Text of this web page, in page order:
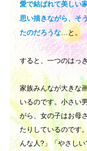
愛で結ばれて美しい
思い描きながら、そ
たのだろうな…と。
すると、一つのはっ
家族みんなが大きな
いるのです。小さい
がら、女の子はお母
たりしているのです
んな人?」「やさし